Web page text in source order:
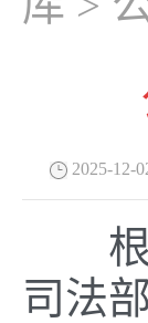
2025-12-
根据
司法